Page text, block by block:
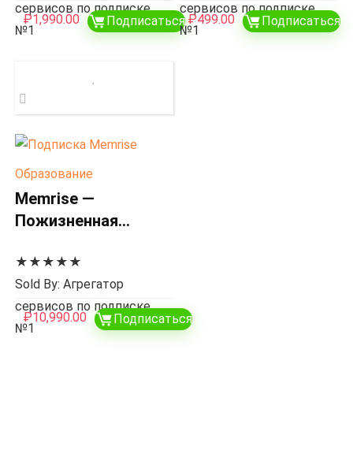
₽1,990.00 Подписаться
сервисов по подписке
№1
₽499.00 Подписаться
сервисов по подписке
№1
Образование
Memrise —
Пожизненная
★ ★ ★ ★ ★
₽10,990.00 Подписаться
Sold By: Агрегатор
сервисов по подписке
№1